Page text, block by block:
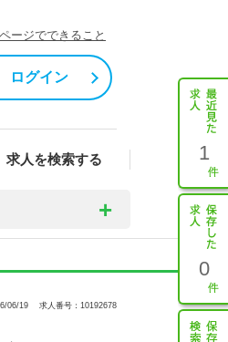
ージでできること
ログイン
求人を検索する 1
0
06/19 求人番号：10192678